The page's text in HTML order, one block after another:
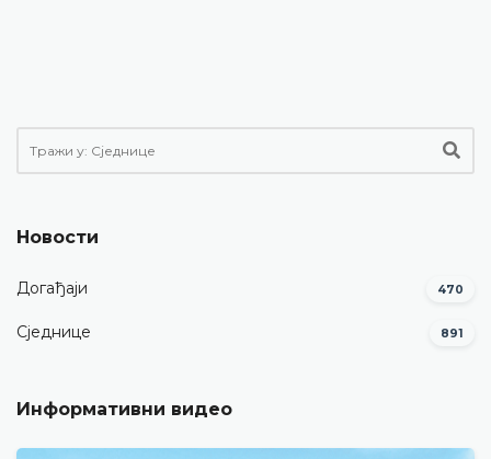
Новости
Догађаји 470
Сједнице 891
Информативни видео